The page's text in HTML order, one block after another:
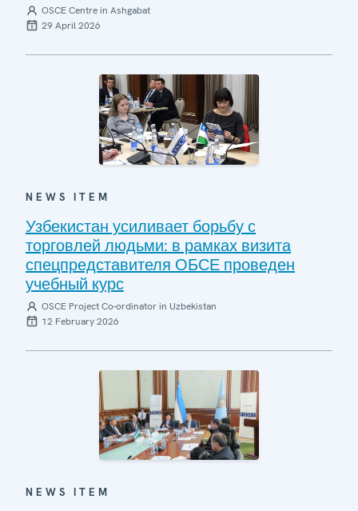
OSCE Centre in Ashgabat
29 April 2026
NEWS ITEM
Узбекистан усиливает борьбу с
торговлей людьми: в рамках визита
спецпредставителя ОБСЕ проведен
учебный курс
OSCE Project Co-ordinator in Uzbekistan
12 February 2026
NEWS ITEM